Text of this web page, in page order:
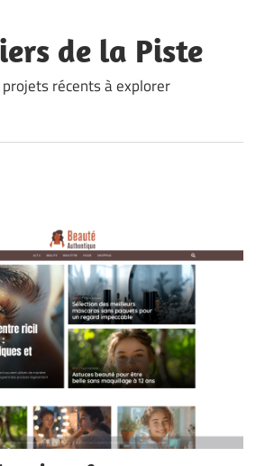
de la Piste
projets récents à explorer